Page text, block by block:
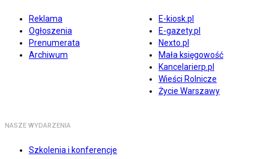
Reklama
Ogłoszenia
Prenumerata
Archiwum
E-kiosk.pl
E-gazety.pl
Nexto.pl
Mała księgowość
Kancelarierp.pl
Wieści Rolnicze
Życie Warszawy
NASZE WYDARZENIA
Szkolenia i konferencje